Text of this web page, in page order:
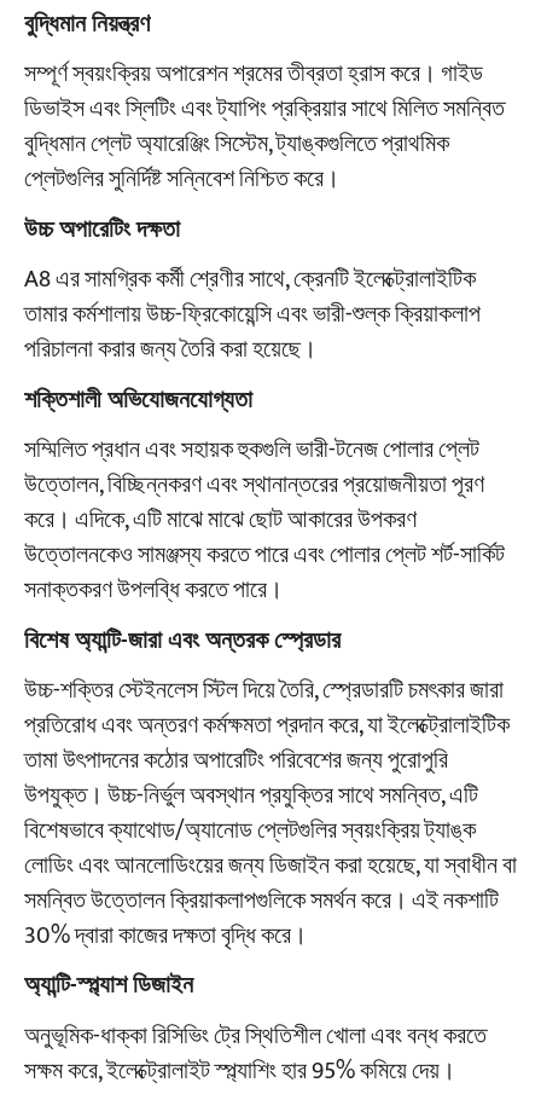
বুদ্ধিমান নিয়ন্ত্রণ
সম্পূর্ণ স্বয়ংক্রিয় অপারেশন শ্রমের তীব্রতা হ্রাস করে। গাইড
ডিভাইস এবং স্লিটিং এবং ট্যাপিং প্রক্রিয়ার সাথে মিলিত সমন্বিত
বুদ্ধিমান প্লেট অ্যারেঞ্জিং সিস্টেম, ট্যাঙ্কগুলিতে প্রাথমিক
প্লেটগুলির সুনির্দিষ্ট সন্নিবেশ নিশ্চিত করে।
উচ্চ অপারেটিং দক্ষতা
A8 এর সামগ্রিক কর্মী শ্রেণীর সাথে, ক্রেনটি ইলেক্ট্রোলাইটিক
তামার কর্মশালায় উচ্চ-ফ্রিকোয়েন্সি এবং ভারী-শুল্ক ক্রিয়াকলাপ
পরিচালনা করার জন্য তৈরি করা হয়েছে।
শক্তিশালী অভিযোজনযোগ্যতা
সম্মিলিত প্রধান এবং সহায়ক হুকগুলি ভারী-টনেজ পোলার প্লেট
উত্তোলন, বিচ্ছিন্নকরণ এবং স্থানান্তরের প্রয়োজনীয়তা পূরণ
করে। এদিকে, এটি মাঝে মাঝে ছোট আকারের উপকরণ
উত্তোলনকেও সামঞ্জস্য করতে পারে এবং পোলার প্লেট শর্ট-সার্কিট
সনাক্তকরণ উপলব্ধি করতে পারে।
বিশেষ অ্যান্টি-জারা এবং অন্তরক স্প্রেডার
উচ্চ-শক্তির স্টেইনলেস স্টিল দিয়ে তৈরি, স্প্রেডারটি চমৎকার জারা
প্রতিরোধ এবং অন্তরণ কর্মক্ষমতা প্রদান করে, যা ইলেক্ট্রোলাইটিক
তামা উৎপাদনের কঠোর অপারেটিং পরিবেশের জন্য পুরোপুরি
উপযুক্ত। উচ্চ-নির্ভুল অবস্থান প্রযুক্তির সাথে সমন্বিত, এটি
বিশেষভাবে ক্যাথোড/অ্যানোড প্লেটগুলির স্বয়ংক্রিয় ট্যাঙ্ক
লোডিং এবং আনলোডিংয়ের জন্য ডিজাইন করা হয়েছে, যা স্বাধীন বা
সমন্বিত উত্তোলন ক্রিয়াকলাপগুলিকে সমর্থন করে। এই নকশাটি
30% দ্বারা কাজের দক্ষতা বৃদ্ধি করে।
অ্যান্টি-স্প্ল্যাশ ডিজাইন
অনুভূমিক-ধাক্কা রিসিভিং ট্রে স্থিতিশীল খোলা এবং বন্ধ করতে
সক্ষম করে, ইলেক্ট্রোলাইট স্প্ল্যাশিং হার 95% কমিয়ে দেয়।